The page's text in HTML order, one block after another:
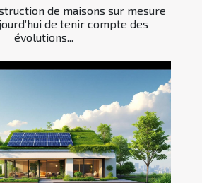
de maisons sur mesure
de tenir compte des
évolutions...